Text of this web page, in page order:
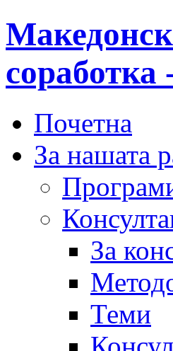
Почетна
За нашата
За
Теми